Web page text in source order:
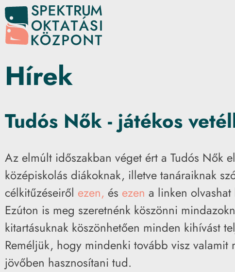
Hírek
Tudós Nők - játékos
Az elmúlt időszakban véget ért a Tudós Nők
középiskolás diákoknak, illetve tanáraiknak
célkitűzéseiről ezen, és ezen a linken
Ezúton is meg szeretnénk köszönni
kitartásuknak köszönhetően minden kihívást
Reméljük, hogy mindenki tovább visz
jövőben hasznosítani tud.